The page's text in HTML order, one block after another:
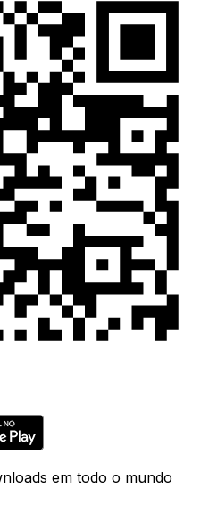
em todo o mundo